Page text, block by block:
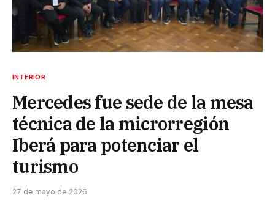
INTERIOR
Mercedes fue sede de la mesa
técnica de la microrregión
Iberá para potenciar el
turismo
27 de mayo de 2026